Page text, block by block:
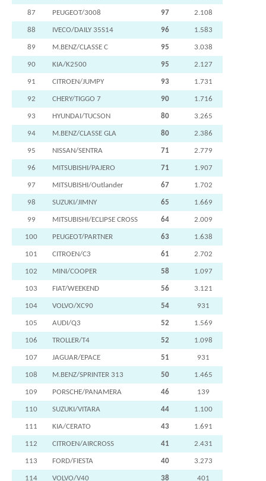
87 PEUGEOT/3008 97 2.108
88 IVECO/DAILY 35S14 96 1.583
89 M.BENZ/CLASSE C 95 3.038
90 KIA/K2500 95 2.127
91 CITROEN/JUMPY 93 1.731
92 CHERY/TIGGO 7 90 1.716
93 HYUNDAI/TUCSON 80 3.265
94 M.BENZ/CLASSE GLA 80 2.386
95 NISSAN/SENTRA 71 2.779
96 MITSUBISHI/PAJERO 71 1.907
97 MITSUBISHI/Outlander 67 1.702
98 SUZUKI/JIMNY 65 1.669
99 MITSUBISHI/ECLIPSE CROSS 64 2.009
100 PEUGEOT/PARTNER 63 1.638
101 CITROEN/C3 61 2.702
102 MINI/COOPER 58 1.097
103 FIAT/WEEKEND 56 3.121
104 VOLVO/XC90 54 931
105 AUDI/Q3 52 1.569
106 TROLLER/T4 52 1.098
107 JAGUAR/EPACE 51 931
108 M.BENZ/SPRINTER 313 50 1.465
109 PORSCHE/PANAMERA 46 139
110 SUZUKI/VITARA 44 1.100
111 KIA/CERATO 43 1.691
112 CITROEN/AIRCROSS 41 2.431
113 FORD/FIESTA 40 3.273
114 VOLVO/V40 38 401